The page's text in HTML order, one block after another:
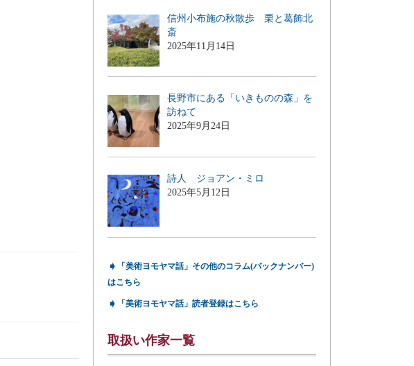
信州小布施の秋散歩 栗と葛飾北
斎
2025年11月14日
長野市にある「いきものの森」を
訪ねて
2025年9月24日
詩人 ジョアン・ミロ
2025年5月12日
➧
「美術ヨモヤマ話」その他のコラム(バックナンバー)
はこちら
➧ 「美術ヨモヤマ話」読者登録はこちら
取扱い作家一覧